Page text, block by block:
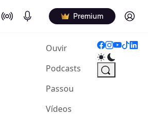
On Air Podcasts Premium Log in
Ouvir(current)
Podcasts
Passou
Vídeos